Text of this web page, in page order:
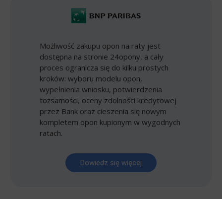
Możliwość zakupu opon na raty jest
dostępna na stronie 24opony, a cały
proces ogranicza się do kilku prostych
kroków: wyboru modelu opon,
wypełnienia wniosku, potwierdzenia
tożsamości, oceny zdolności kredytowej
przez Bank oraz cieszenia się nowym
kompletem opon kupionym w wygodnych
ratach.
Dowiedz się więcej